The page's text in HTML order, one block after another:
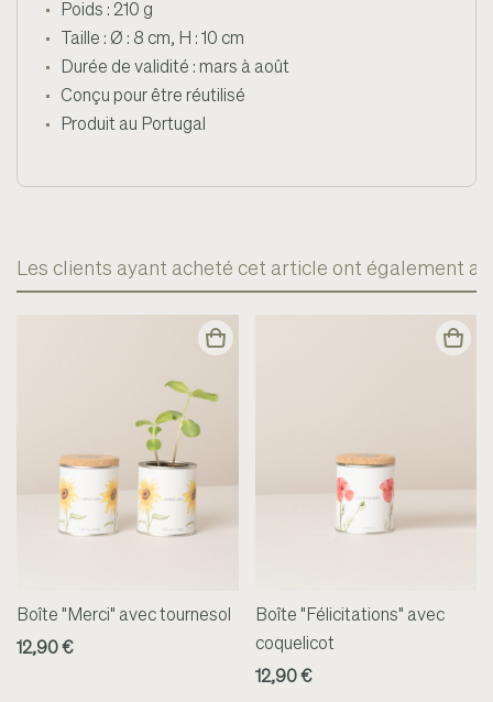
Poids : 210 g
Taille : Ø : 8 cm, H : 10 cm
Durée de validité : mars à août
Conçu pour être réutilisé
Produit au Portugal
Les clients ayant acheté cet article ont également
Boîte "Merci" avec tournesol
12,90 €
Boîte "Félicitations" avec
coquelicot
12,90 €